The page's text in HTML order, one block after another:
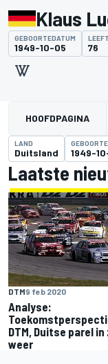
Klaus
GEBOORTEDATUM
1949-10-05 76
HOOFDPAGINA
LAND
Duitsland 1949-
Laatste
DTM9 feb 2020
Analyse:
DTM, Duitse parel
weer